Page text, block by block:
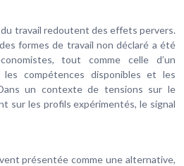
travail redoutent des effets pervers.
formes de travail non déclaré a été
tout comme celle d’un
les compétences disponibles et les
un contexte de tensions sur le
sur les profils expérimentés, le signal
présentée comme une alternative,